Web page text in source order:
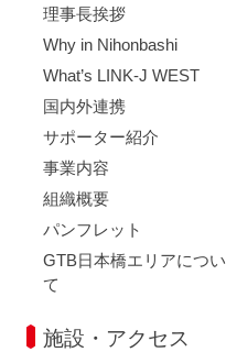
理事長挨拶
Why in Nihonbashi
What’s LINK-J WEST
国内外連携
サポーター紹介
事業内容
組織概要
パンフレット
GTB日本橋エリアについ
て
施設・アクセス